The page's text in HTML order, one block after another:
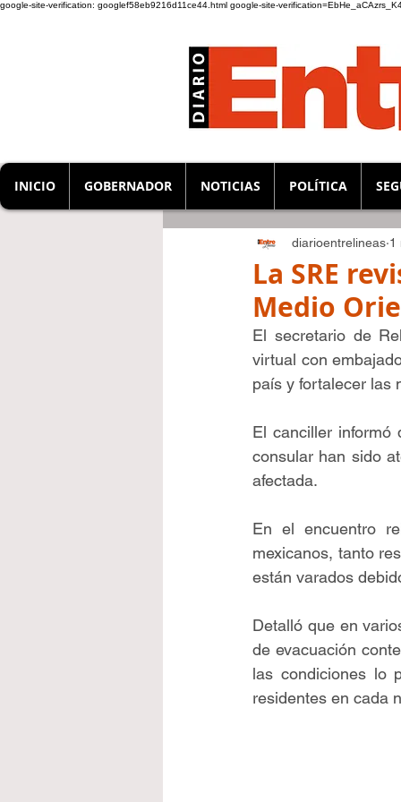
google-site-verification: googlef58eb9216d11ce44.html google-site-
INICIO GOBERNADOR NOTICIAS POLÍTICA
La SRE
Medio
diarioentrelineas 1
El secretario de
virtual con
país y fortalecer las
El canciller informó
consular han sido
afectada.
En el encuentro
mexicanos, tanto
están varados
Detalló que en
de evacuación
las condiciones lo
residentes en cada